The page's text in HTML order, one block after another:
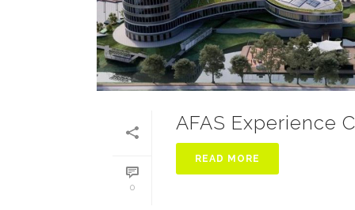
0
AFAS Experience
READ MORE